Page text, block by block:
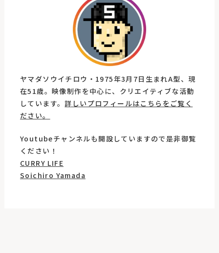
ヤマダソウイチロウ・1975年3月7日生まれA型、現
在51歳。映像制作を中心に、クリエイティブな活動
しています。詳しいプロフィールはこちらをご覧く
ださい。
Youtubeチャンネルも開設していますので是非御覧
ください！
CURRY LIFE
Soichiro Yamada